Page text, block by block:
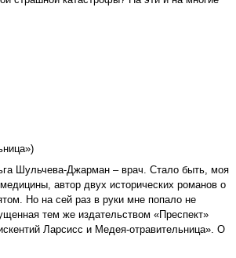
Шульчева-Джарман – врач. Стало быть, моя
автор двух исторических романов о
Но на сей раз в руки мне попало не
тем же издательством «Преспект»
Ларсисс и Медея-отравительница». О